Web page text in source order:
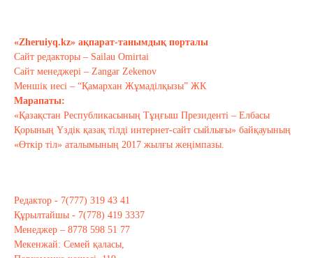
Қазан 10, 2020
Тағы оқу
«Zheruiyq.kz» ақпарат-танымдық порталы
Сайт редакторы – Sailau Omirtai
Сайт менеджері – Zangar Zekenov
Меншік иесі – “Қамархан Жұмаділқызы” ЖК
Марапаты:
«Қазақстан Республикасының Тұңғыш Президенті – Елбасы
Қорының Үздік қазақ тілді интернет-сайт сыйлығы» байқауының
«Өткір тіл» аталымының 2017 жылғы жеңімпазы.
Редактор - 7(777) 319 43 41
Құрылтайшы - 7(778) 419 3337
Менеджер – 8778 598 51 77
Мекенжай: Семей қаласы,